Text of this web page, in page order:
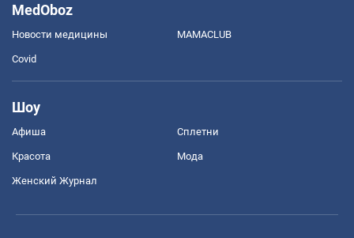
MedOboz
Новости медицины MAMACLUB
Covid
Шоу
Афиша Сплетни
Красота Мода
Женский Журнал